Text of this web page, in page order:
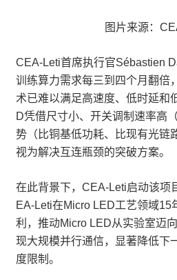
图片来源：
CEA-Leti首席执行官Sébastien
训练算力需求每三到四个月翻倍
术已难以满足高速度、低时延和
D凭借尺寸小、开关调制速率高
势（比铜基低功耗、比现有光链
视为解决互连瓶颈的突破方案。
在此背景下，CEA-Leti启动该项
EA-Leti在Micro LED工艺领域15
利，推动Micro LED从实验室迈
现大规模并行通信，显著降低下
度限制。